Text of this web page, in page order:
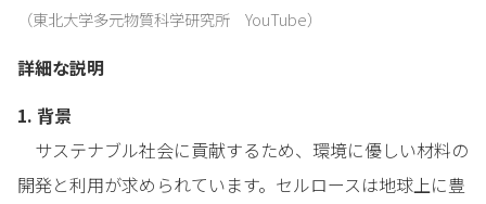
（東北大学多元物質科学研究所 YouTube）
詳細な説明
1. 背景
サステナブル社会に貢献するため、環境に優しい材料の
開発と利用が求められています。セルロースは地球上に豊